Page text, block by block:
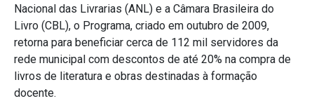
Nacional das Livrarias (ANL) e a Câmara Brasileira do
Livro (CBL), o Programa, criado em outubro de 2009,
retorna para beneficiar cerca de 112 mil servidores da
rede municipal com descontos de até 20% na compra de
livros de literatura e obras destinadas à formação
docente.